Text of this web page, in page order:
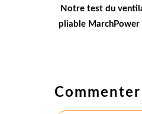
Notre test du
pliable MarchPower